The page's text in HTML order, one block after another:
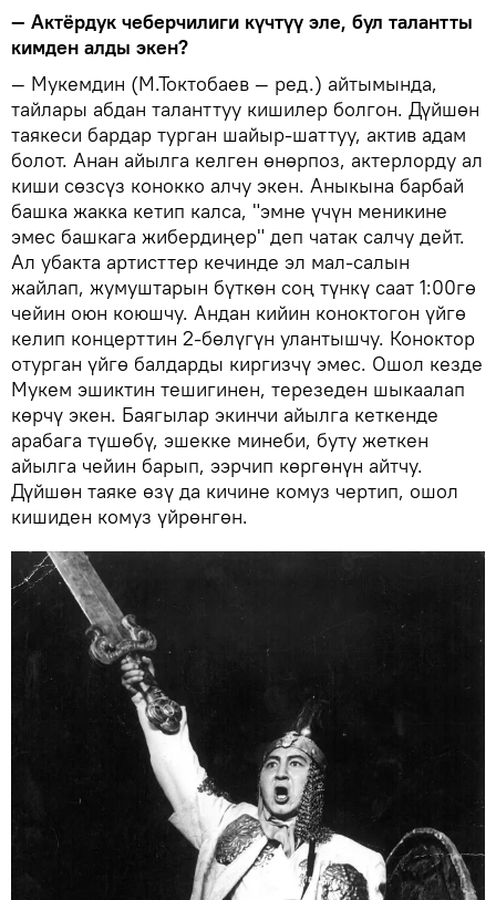
— Актёрдук чеберчилиги күчтүү эле, бул талантты
кимден алды экен?
— Мукемдин (М.Токтобаев — ред.) айтымында,
тайлары абдан таланттуу кишилер болгон. Дүйшөн
таякеси бардар турган шайыр-шаттуу, актив адам
болот. Анан айылга келген өнөрпоз, актерлорду ал
киши сөзсүз конокко алчу экен. Аныкына барбай
башка жакка кетип калса, "эмне үчүн меникине
эмес башкага жибердиңер" деп чатак салчу дейт.
Ал убакта артисттер кечинде эл мал-салын
жайлап, жумуштарын бүткөн соң түнкү саат 1:00гө
чейин оюн коюшчу. Андан кийин коноктогон үйгө
келип концерттин 2-бөлүгүн улантышчу. Коноктор
отурган үйгө балдарды киргизчү эмес. Ошол кезде
Мукем эшиктин тешигинен, терезеден шыкаалап
көрчү экен. Баягылар экинчи айылга кеткенде
арабага түшөбү, эшекке минеби, буту жеткен
айылга чейин барып, ээрчип көргөнүн айтчу.
Дүйшөн таяке өзү да кичине комуз чертип, ошол
кишиден комуз үйрөнгөн.